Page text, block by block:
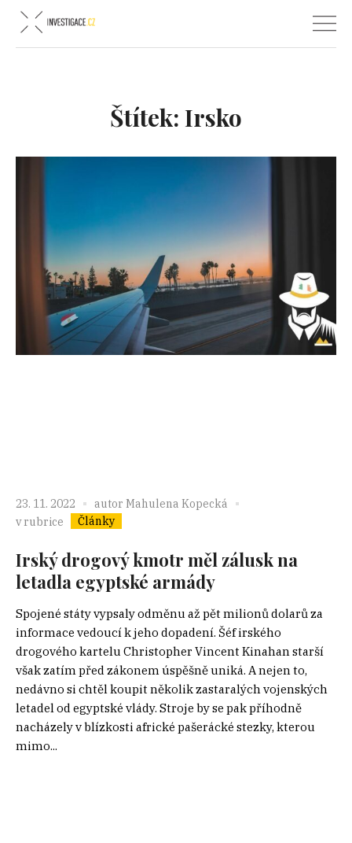
Štítek: Irsko
23. 11. 2022 autor Mahulena Kopecká
v rubrice
Články
Irský drogový kmotr měl zálusk na
letadla egyptské armády
Spojené státy vypsaly odměnu až pět milionů dolarů za
informace vedoucí k jeho dopadení. Šéf irského
drogového kartelu Christopher Vincent Kinahan starší
však zatím před zákonem úspěšně uniká. A nejen to,
nedávno si chtěl koupit několik zastaralých vojenských
letadel od egyptské vlády. Stroje by se pak příhodně
nacházely v blízkosti africké pašerácké stezky, kterou
mimo...